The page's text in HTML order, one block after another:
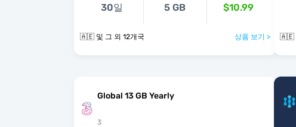
30일 5 GB $10.99
🇦🇪 및 그 외 12개국 상품 보기 >
Global 13 GB Yearly
3